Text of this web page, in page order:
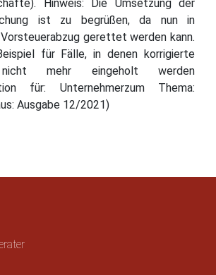
Hinweis: Die Umsetzung der
ist zu begrüßen, da nun in
gerettet werden kann.
für Fälle, in denen korrigierte
nicht mehr eingeholt werden
für: Unternehmerzum Thema:
Ausgabe 12/2021)